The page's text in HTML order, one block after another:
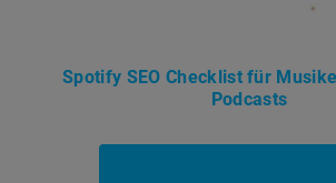
Spotify SEO Checklist für
Podcasts